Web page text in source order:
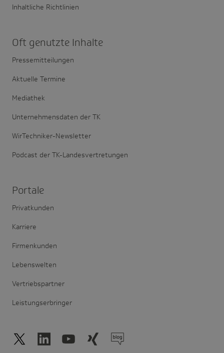
Inhaltliche Richtlinien
Oft genutzte Inhalte
Pressemitteilungen
Aktuelle Termine
Mediathek
Unternehmensdaten der TK
WirTechniker-Newsletter
Podcast der TK-Landesvertretungen
Portale
Privatkunden
Karriere
Firmenkunden
Lebenswelten
Vertriebspartner
Leistungserbringer